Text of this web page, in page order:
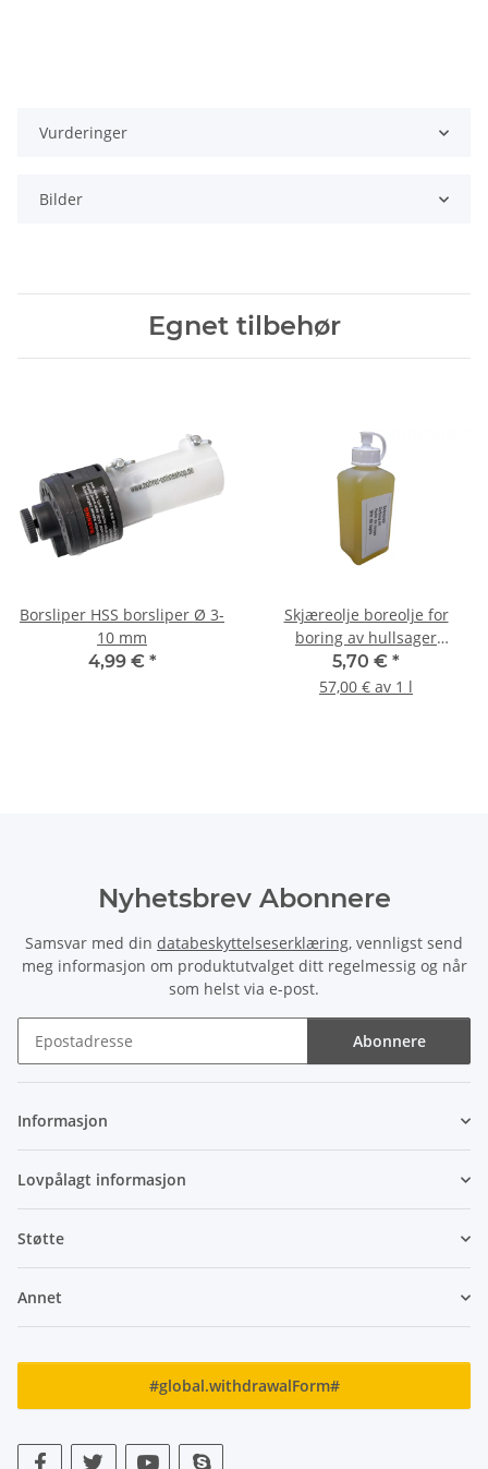
Vurderinger
Bilder
Egnet tilbehør
Borsliper HSS borsliper Ø 3-
10 mm
4,99 € *
Skjæreolje boreolje for
boring av hullsager
metallbor 100ml
5,70 € *
57,00 € av 1 l
Nyhetsbrev Abonnere
Samsvar med din databeskyttelseserklæring, vennligst send
meg informasjon om produktutvalget ditt regelmessig og når
som helst via e-post.
Abonnere
Informasjon
Lovpålagt informasjon
Støtte
Annet
#global.withdrawalForm#